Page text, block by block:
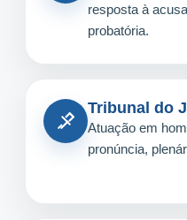
resposta à
probatória.
Tribunal do
Atuação em
pronúncia,